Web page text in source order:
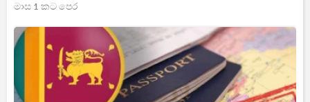
මාස 1 කට පෙර